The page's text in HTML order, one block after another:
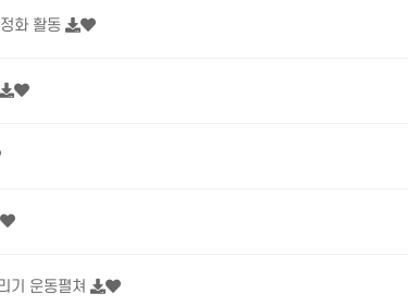
화 활동
기 운동펼쳐